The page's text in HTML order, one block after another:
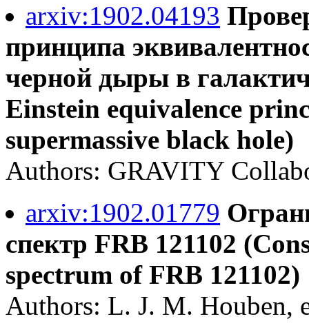
arxiv:1902.04193
принципа
черной дыры в
Einstein equivalence
supermassive black hole)
Authors: GRAVITY
arxiv:1902.01779
спектр FRB 121102
spectrum of FRB 121102)
Authors: L. J. M. Houben,